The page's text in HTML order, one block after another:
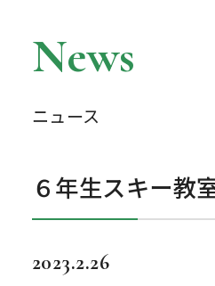
News
ニュース
６年生スキー教
2023.2.26